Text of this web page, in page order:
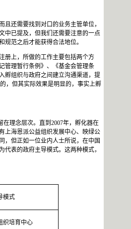
还需要找到对口的业务主管单位，
中已提及，但我们还需要注意的一点
范之后才能获得合法地位。
册上，所做的工作主要包括两个方
管理暂行条例》、《基金会管理条
孵组织与政府之间建立沟通渠道，提
，但其实际效果是明显的，事实上孵
在理念层次。直到 2007年，孵化器在
上海恩派公益组织发展中心、映绿公
，但正如一位业内人士所说，在中国
表的政府主导模式。这两种模式，
模式
织培育中心